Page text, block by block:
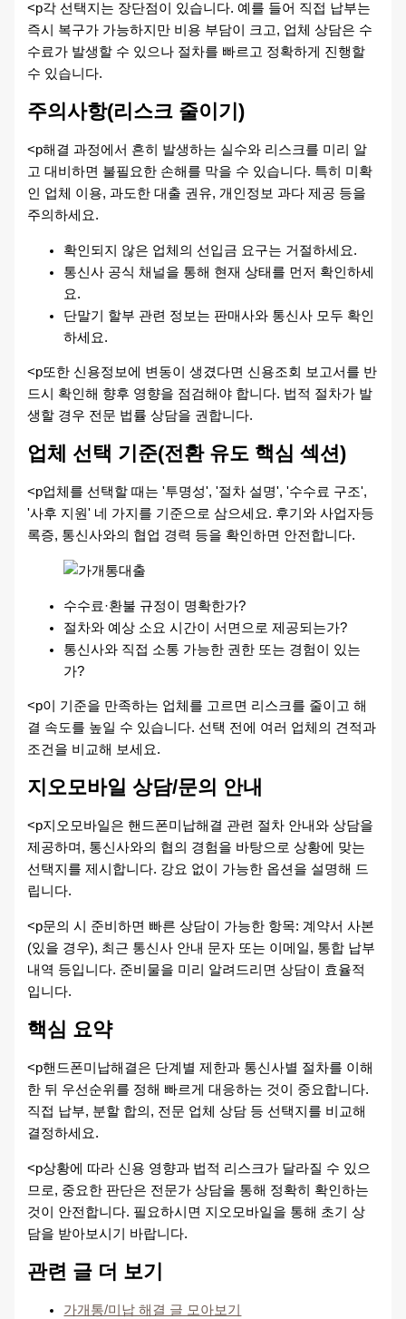
<p각 선택지는 장단점이 있습니다. 예를 들어 직접 납부는
즉시 복구가 가능하지만 비용 부담이 크고, 업체 상담은 수
수료가 발생할 수 있으나 절차를 빠르고 정확하게 진행할
수 있습니다.
주의사항(리스크 줄이기)
<p해결 과정에서 흔히 발생하는 실수와 리스크를 미리 알
고 대비하면 불필요한 손해를 막을 수 있습니다. 특히 미확
인 업체 이용, 과도한 대출 권유, 개인정보 과다 제공 등을
주의하세요.
확인되지 않은 업체의 선입금 요구는 거절하세요.
통신사 공식 채널을 통해 현재 상태를 먼저 확인하세
요.
단말기 할부 관련 정보는 판매사와 통신사 모두 확인
하세요.
<p또한 신용정보에 변동이 생겼다면 신용조회 보고서를 반
드시 확인해 향후 영향을 점검해야 합니다. 법적 절차가 발
생할 경우 전문 법률 상담을 권합니다.
업체 선택 기준(전환 유도 핵심 섹션)
<p업체를 선택할 때는 '투명성', '절차 설명', '수수료 구조',
'사후 지원' 네 가지를 기준으로 삼으세요. 후기와 사업자등
록증, 통신사와의 협업 경력 등을 확인하면 안전합니다.
수수료·환불 규정이 명확한가?
절차와 예상 소요 시간이 서면으로 제공되는가?
통신사와 직접 소통 가능한 권한 또는 경험이 있는
가?
<p이 기준을 만족하는 업체를 고르면 리스크를 줄이고 해
결 속도를 높일 수 있습니다. 선택 전에 여러 업체의 견적과
조건을 비교해 보세요.
지오모바일 상담/문의 안내
<p지오모바일은 핸드폰미납해결 관련 절차 안내와 상담을
제공하며, 통신사와의 협의 경험을 바탕으로 상황에 맞는
선택지를 제시합니다. 강요 없이 가능한 옵션을 설명해 드
립니다.
<p문의 시 준비하면 빠른 상담이 가능한 항목: 계약서 사본
(있을 경우), 최근 통신사 안내 문자 또는 이메일, 통합 납부
내역 등입니다. 준비물을 미리 알려드리면 상담이 효율적
입니다.
핵심 요약
<p핸드폰미납해결은 단계별 제한과 통신사별 절차를 이해
한 뒤 우선순위를 정해 빠르게 대응하는 것이 중요합니다.
직접 납부, 분할 합의, 전문 업체 상담 등 선택지를 비교해
결정하세요.
<p상황에 따라 신용 영향과 법적 리스크가 달라질 수 있으
므로, 중요한 판단은 전문가 상담을 통해 정확히 확인하는
것이 안전합니다. 필요하시면 지오모바일을 통해 초기 상
담을 받아보시기 바랍니다.
관련 글 더 보기
가개통/미납 해결 글 모아보기